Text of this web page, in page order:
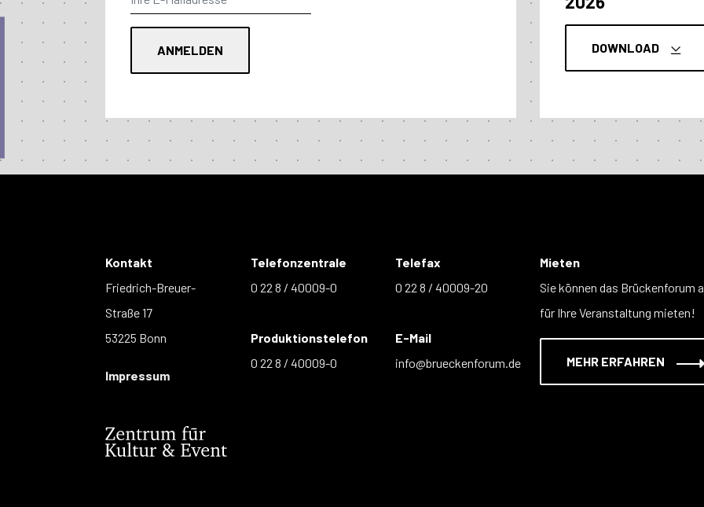
DOWNLOAD
Kontakt
Friedrich-Breuer-
Straße 17
53225 Bonn
Impressum
Telefonzentrale
0 22 8 / 40009-0
Produktionstelefon
0 22 8 / 40009-0
Telefax
0 22 8 / 40009-20
E-Mail
info@brueckenforum.de
Mieten
Sie können das Brückenforum
für Ihre Veranstaltung mieten!
MEHR ERFAHREN